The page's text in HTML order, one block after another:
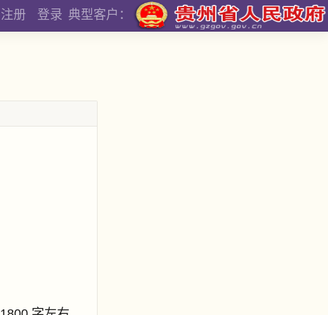
注册 登录 典型客户：